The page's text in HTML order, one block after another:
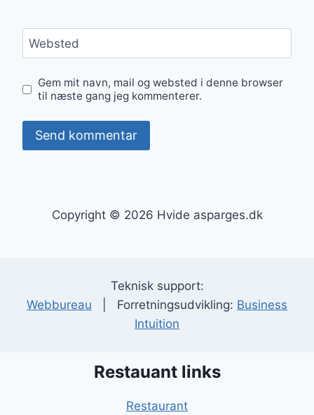
Websted
Gem mit navn, mail og websted i denne browser
til næste gang jeg kommenterer.
Copyright © 2026 Hvide asparges.dk
Teknisk support:
Webbureau | Forretningsudvikling: Business
Intuition
Restauant links
Restaurant